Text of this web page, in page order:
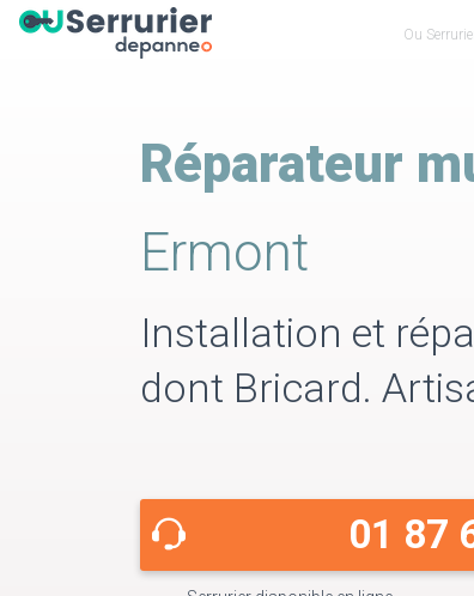
Ou
Réparateur
Ermont
Installation et
dont Bricard.
01 87